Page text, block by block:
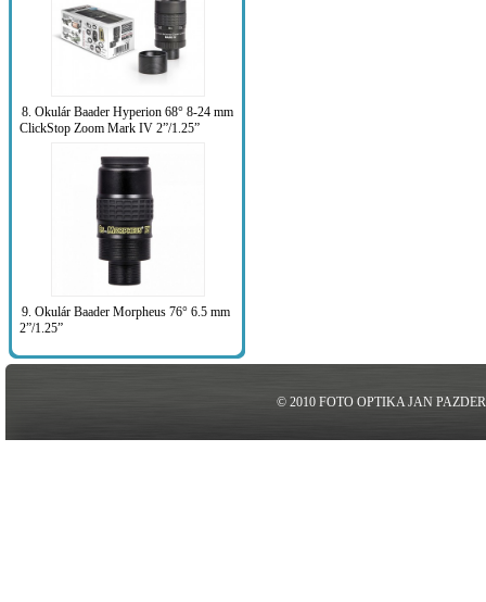
8. Okulár Baader Hyperion 68° 8-24 mm
ClickStop Zoom Mark IV 2”/1.25”
9. Okulár Baader Morpheus 76° 6.5 mm
2”/1.25”
© 2010 FOTO OPTIKA JAN